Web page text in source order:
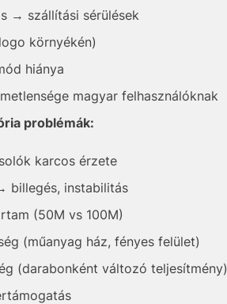
→ szállítási sérülések
környékén)
hiánya
magyar felhasználóknak
problémák:
karcos érzete
billegés, instabilitás
(50M vs 100M)
(műanyag ház, fényes felület)
(darabonként változó teljesítmény)